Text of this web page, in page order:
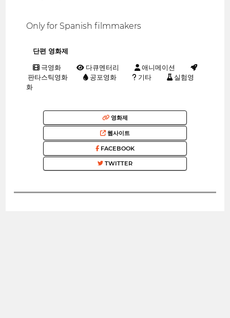
Only for Spanish filmmakers
단편 영화제
극영화 다큐멘터리
애니메이션
판타스틱영화
공포영화 기타
실험영
화
영화제
웹사이트
FACEBOOK
TWITTER